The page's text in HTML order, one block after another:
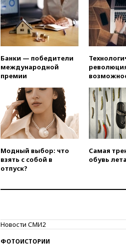
Банки — победители
международной
премии
Модный выбор: что
взять с собой в
отпуск?
Самая
обувь
Новости СМИ2
ФОТОИСТОРИИ